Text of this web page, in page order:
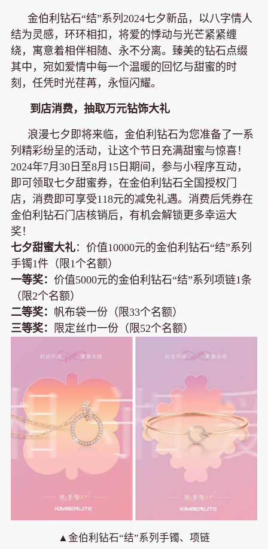
金伯利钻石“结”系列2024七夕新品，以八字情人
结为灵感，环环相扣，将爱的悸动与光芒紧紧缠
绕，寓意着相伴相随、永不分离。臻美的钻石点缀
其中，宛如爱情中每一个温暖的回忆与甜蜜的时
刻，任凭时光荏苒，永恒闪耀。
到 店消费，抽取万元钻饰大礼
浪漫七夕即将来临，金伯利钻石为您准备了一系
列精彩纷呈的活动，让这个节日充满甜蜜与惊喜！
2024年7月30日至8月15日期间，参与小程序互动，
即可领取七夕甜蜜券，在金伯利钻石全国授权门
店，消费即可享受118元的减免礼遇。消费后凭券在
金伯利钻石门店核销后，有机会解锁更多幸运大
奖！
七夕甜蜜大礼：价值10000元的金伯利钻石“结”系列
手镯1件（限1个名额）
一等奖： 价值5000元的金伯利钻石“结”系列项链1条
（限2个名额）
二等奖： 帆布袋一份（限33个名额）
三等奖：
限定丝巾一份（限52个名额）
▲金伯利钻石“结”系列手镯、项链